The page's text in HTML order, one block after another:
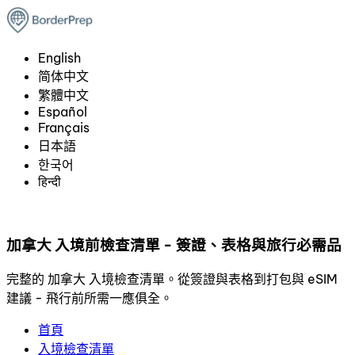
English
简体中文
繁體中文
Español
Français
日本語
한국어
हिन्दी
加拿大 入境前檢查清單 - 簽證、表格與旅行必需品
完整的 加拿大 入境檢查清單。從簽證與表格到打包與 eSIM
建議 - 飛行前所需一應俱全。
首頁
入境檢查清單